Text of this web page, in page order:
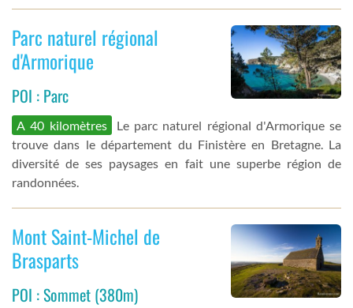
Parc naturel régional
d'Armorique
POI : Parc
A 40 kilomètres
Le parc naturel régional d'Armorique se
trouve dans le département du Finistère en Bretagne. La
diversité de ses paysages en fait une superbe région de
randonnées.
Mont Saint-Michel de
Brasparts
POI : Sommet (380m)